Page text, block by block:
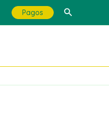
Pagos Buscar